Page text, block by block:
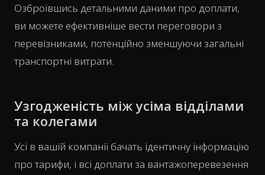
Озброївшись детальними даними про доплати,
ви можете ефективніше вести переговори з
перевізниками, потенційно зменшуючи загальні
транспортні витрати.
Узгодженість між усіма відділами
та колегами
Усі в вашій компанії бачать ідентичну інформацію
про тарифи, і всі доплати за вантажоперевезення